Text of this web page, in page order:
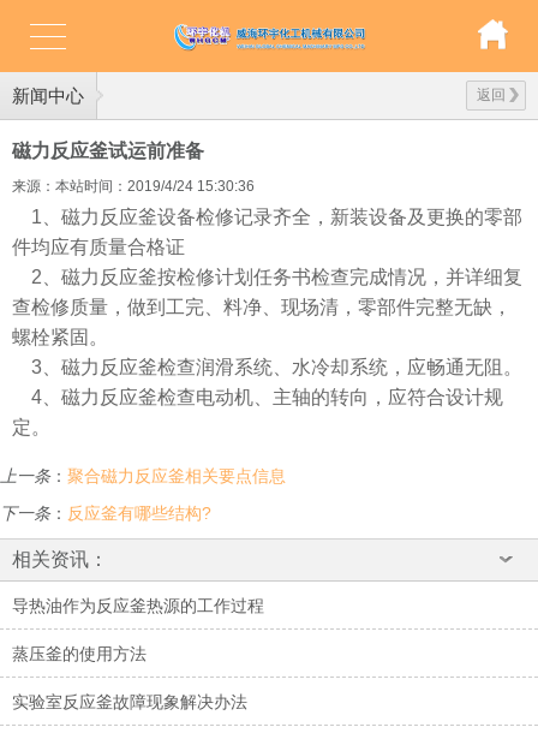
新闻中心 返回
磁力反应釜试运前准备
来源：本站时间：2019/4/24 15:30:36
1、 磁力反应釜设备检修记录齐全，新装设备及更换的零部
件均应有质量合格证
2、 磁力反应釜按检修计划任务书检查完成情况，并详细复
查检修质量，做到工完、料净、现场清，零部件完整无缺，
螺栓紧固。
3、 磁力反应釜检查润滑系统、水冷却系统，应畅通无阻。
4、 磁力反应釜检查电动机、主轴的转向，应符合设计规
定。
上一条： 聚合磁力反应釜相关要点信息
下一条： 反应釜有哪些结构?
相关资讯：
导热油作为反应釜热源的工作过程
蒸压釜的使用方法
实验室反应釜故障现象解决办法